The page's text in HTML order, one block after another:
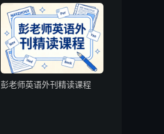
彭老师英语外刊精读课程